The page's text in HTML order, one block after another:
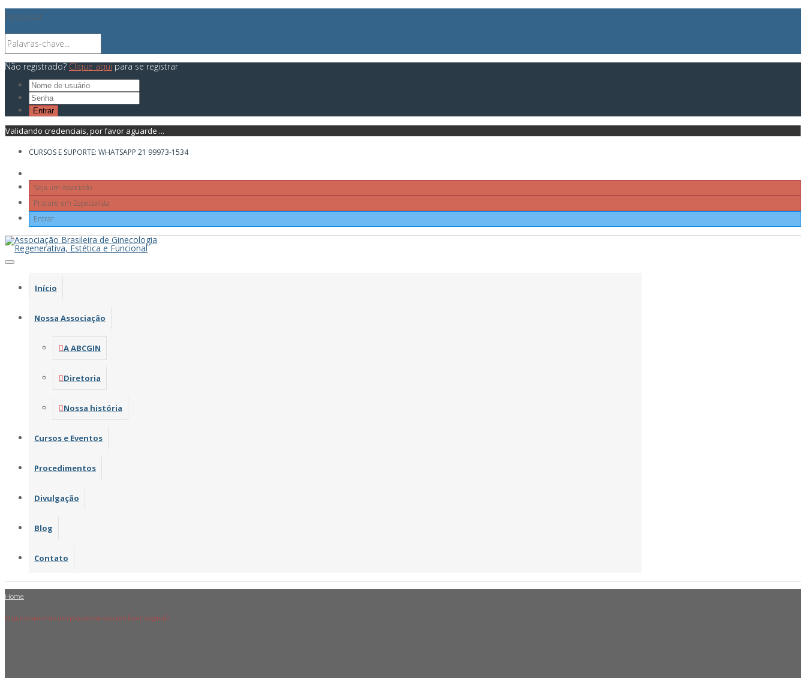
Pesquisar
Não registrado?Clique aquipara se registrar
Validando credenciais, por favor aguarde ...
CURSOS E SUPORTE: WHATSAPP 21 99973-1534
Seja um Associado
Procure um Especialista
Entrar
Início
Nossa Associação
A ABCGIN
Diretoria
Nossa história
Cursos e Eventos
Procedimentos
Divulgação
Blog
Contato
Home
O que esperar de um procedimento com laser vaginal?